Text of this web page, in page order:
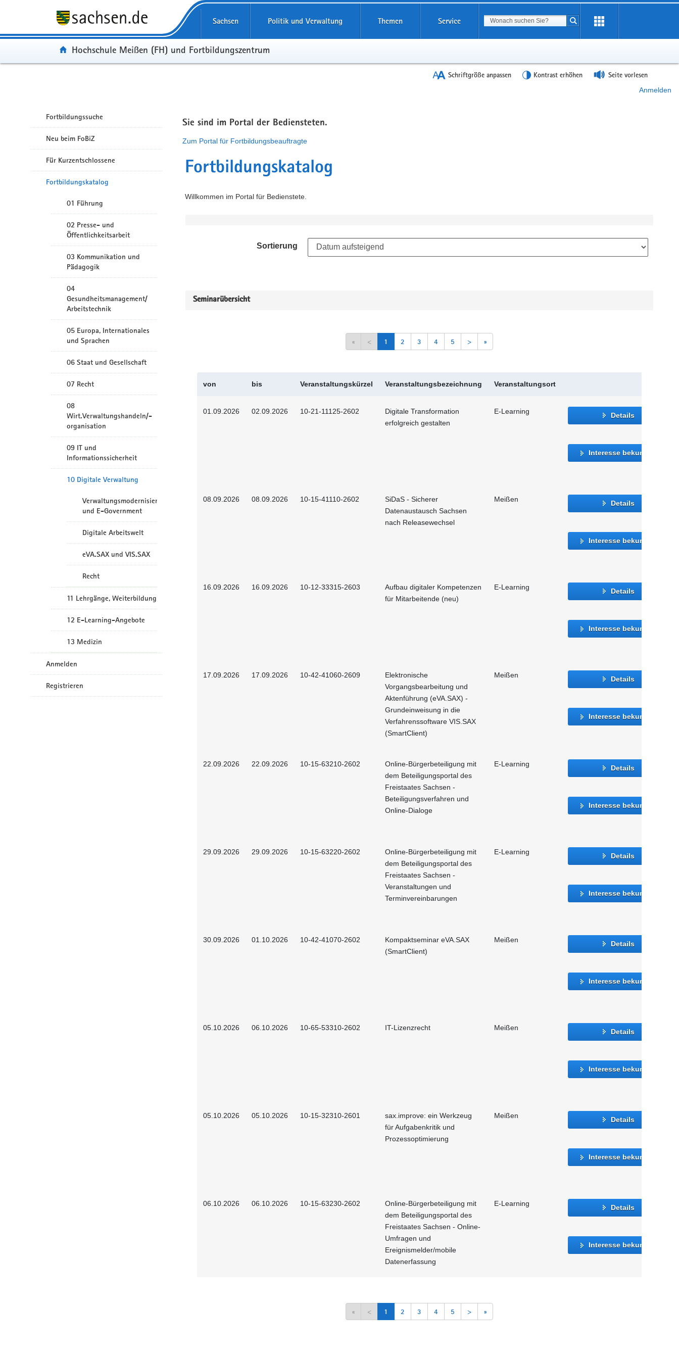
Sachsen Politik und Verwaltung Themen Service Suchbegriff
Suche starten
Portal:
Hochschule Meißen (FH) und Fortbildungszentrum
Schriftgröße anpassen Kontrast erhöhen Seite vorlesen
Anmelden
Fortbildungssuche
Neu beim FoBiZ
Für Kurzentschlossene
Fortbildungskatalog
01 Führung
02 Presse- und
Öffentlichkeitsarbeit
03 Kommunikation und
Pädagogik
04
Gesundheitsmanagement/
Arbeitstechnik
05 Europa, Internationales
und Sprachen
06 Staat und Gesellschaft
07 Recht
08
Wirt.Verwaltungshandeln/-
organisation
09 IT und
Informationssicherheit
10 Digitale Verwaltung
Verwaltungsmodernisierung
und E-Government
Digitale Arbeitswelt
eVA.SAX und VIS.SAX
Recht
11 Lehrgänge, Weiterbildung
12 E-Learning-Angebote
13 Medizin
Anmelden
Registrieren
Sie sind im Portal der Bediensteten.
Zum Portal für Fortbildungsbeauftragte
Fortbildungskatalog
Willkommen im Portal für Bedienstete.
Sortierung
Seminarübersicht
« < 1 2 3 4 5 > »
von bis Veranstaltungskürzel Veranstaltungsbezeichnung Veranstaltungsort
01.09.2026 02.09.2026 10-21-11125-2602
Digitale Transformation
erfolgreich gestalten
E-Learning Details
Interesse bekunden
08.09.2026 08.09.2026 10-15-41110-2602
SiDaS - Sicherer
Datenaustausch Sachsen
nach Releasewechsel
Meißen Details
Interesse bekunden
16.09.2026 16.09.2026 10-12-33315-2603
Aufbau digitaler Kompetenzen
für Mitarbeitende (neu)
E-Learning Details
Interesse bekunden
17.09.2026 17.09.2026 10-42-41060-2609
Elektronische
Vorgangsbearbeitung und
Aktenführung (eVA.SAX) -
Grundeinweisung in die
Verfahrenssoftware VIS.SAX
(SmartClient)
Meißen Details
Interesse bekunden
22.09.2026 22.09.2026 10-15-63210-2602
Online-Bürgerbeteiligung mit
dem Beteiligungsportal des
Freistaates Sachsen -
Beteiligungsverfahren und
Online-Dialoge
E-Learning Details
Interesse bekunden
29.09.2026 29.09.2026 10-15-63220-2602
Online-Bürgerbeteiligung mit
dem Beteiligungsportal des
Freistaates Sachsen -
Veranstaltungen und
Terminvereinbarungen
E-Learning Details
Interesse bekunden
30.09.2026 01.10.2026 10-42-41070-2602
Kompaktseminar eVA.SAX
(SmartClient)
Meißen Details
Interesse bekunden
05.10.2026 06.10.2026 10-65-53310-2602 IT-Lizenzrecht Meißen Details
Interesse bekunden
05.10.2026 05.10.2026 10-15-32310-2601
sax.improve: ein Werkzeug
für Aufgabenkritik und
Prozessoptimierung
Meißen Details
Interesse bekunden
06.10.2026 06.10.2026 10-15-63230-2602
Online-Bürgerbeteiligung mit
dem Beteiligungsportal des
Freistaates Sachsen - Online-
Umfragen und
Ereignismelder/mobile
Datenerfassung
E-Learning Details
Interesse bekunden
« < 1 2 3 4 5 > »